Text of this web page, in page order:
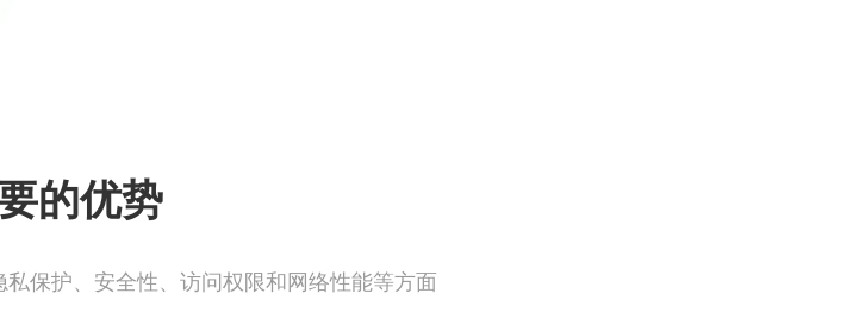
的优势
保护、安全性、访问权限和网络性能等方面